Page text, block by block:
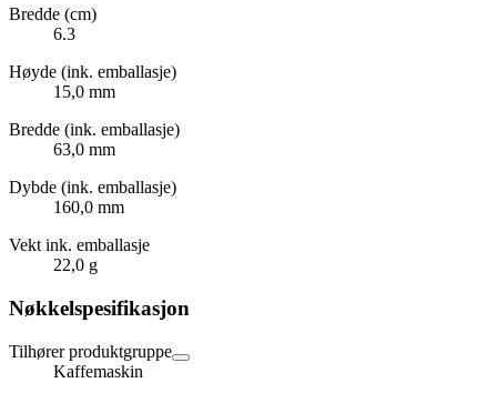
Bredde (cm)
6.3
Høyde (ink. emballasje)
15,0 mm
Bredde (ink. emballasje)
63,0 mm
Dybde (ink. emballasje)
160,0 mm
Vekt ink. emballasje
22,0 g
Nøkkelspesifikasjon
Tilhører produktgruppe
Kaffemaskin